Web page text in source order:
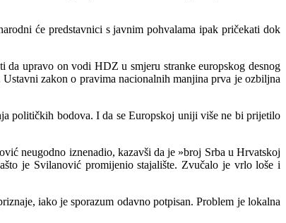
će predstavnici s javnim pohvalama ipak pričekati dok
da upravo on vodi HDZ u smjeru stranke europskog desnog
zakon o pravima nacionalnih manjina prva je ozbiljna
političkih bodova. I da se Europskoj uniji više ne bi prijetilo
neugodno iznenadio, kazavši da je »broj Srba u Hrvatskoj
je Svilanović promijenio stajalište. Zvučalo je vrlo loše i
iako je sporazum odavno potpisan. Problem je lokalna